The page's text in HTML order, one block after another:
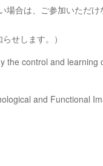
合は、ご参加いただけ
せします。）
the control and learning
and Functional